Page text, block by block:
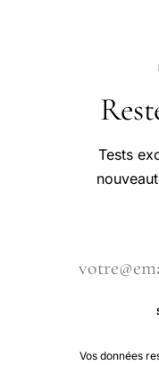
Tests
Vos données